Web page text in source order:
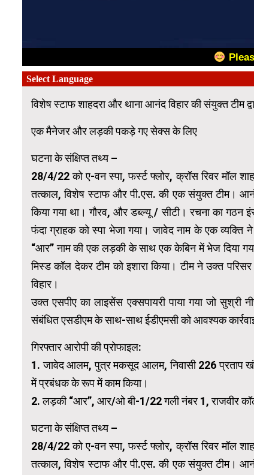
विशेष स्टाफ शाहदरा और थाना आनंद विहार की संयुक्त टीम
एक मैनेजर और लड़की पकड़े गए सेक्स के लिए
घटना के संक्षिप्त तथ्य –
28/4/22 को ए-वन स्पा, फर्स्ट फ्लोर, क्रॉस रिवर मॉल
तत्काल, विशेष स्टाफ और पी.एस. की एक संयुक्त टीम।
किया गया था। गौरव, और डब्ल्यू / सीटी। रचना का
फंदा ग्राहक को स्पा भेजा गया। जावेद नाम के एक
“आर” नाम की एक लड़की के साथ एक केबिन में भेज दिया
मिस्ड कॉल देकर टीम को इशारा किया। टीम ने उक्त
विहार।
उक्त एसपीए का लाइसेंस एक्सपायरी पाया गया जो
संबंधित एसडीएम के साथ-साथ ईडीएमसी को आवश्यक
गिरफ्तार आरोपी की प्रोफाइल:
1. जावेद आलम, पुत्र मकसूद आलम, निवासी 226 प्रताप खंड
में प्रबंधक के रूप में काम किया।
2. लड़की “आर”, आर/ओ बी-1/22 गली नंबर 1, राजवीर
घटना के संक्षिप्त तथ्य –
28/4/22 को ए-वन स्पा, फर्स्ट फ्लोर, क्रॉस रिवर मॉल
तत्काल, विशेष स्टाफ और पी.एस. की एक संयुक्त टीम।